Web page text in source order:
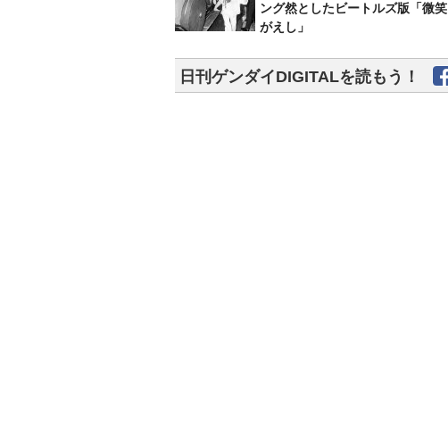
ング然としたビートルズ版「微笑
がえし」
日刊ゲンダイDIGITALを読もう！